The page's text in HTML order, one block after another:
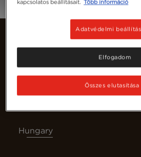
Hungary
kapcsolatos beállításait. Több információ
Adatvédelmi
Összes elutasítása
Elfogadom